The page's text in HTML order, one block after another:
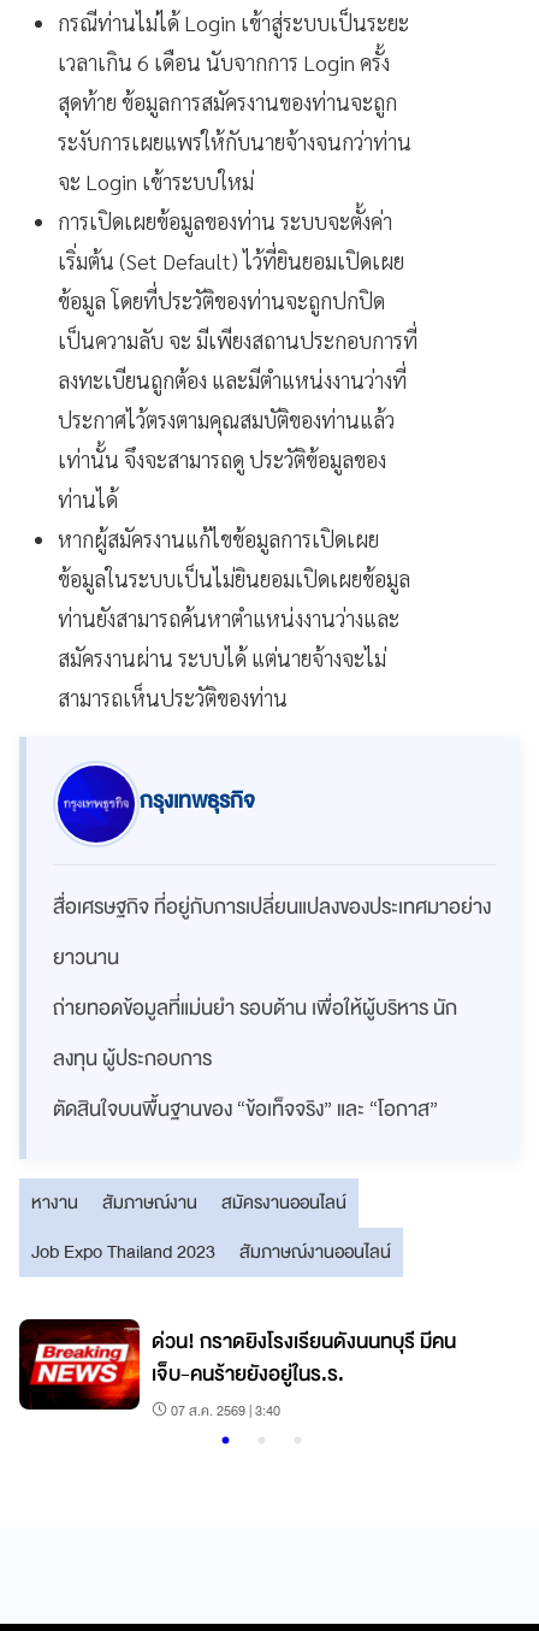
กรณีท่านไม่ได้ Login เข้าสู่ระบบเป็นระยะ
เวลาเกิน 6 เดือน นับจากการ Login ครั้ง
สุดท้าย ข้อมูลการสมัครงานของท่านจะถูก
ระงับการเผยแพร่ให้กับนายจ้างจนกว่าท่าน
จะ Login เข้าระบบใหม่
การเปิดเผยข้อมูลของท่าน ระบบจะตั้งค่า
เริ่มต้น (Set Default) ไว้ที่ยินยอมเปิดเผย
ข้อมูล โดยที่ประวัติของท่านจะถูกปกปิด
เป็นความลับ จะ มีเพียงสถานประกอบการที่
ลงทะเบียนถูกต้อง และมีตำแหน่งงานว่างที่
ประกาศไว้ตรงตามคุณสมบัติของท่านแล้ว
เท่านั้น จึงจะสามารถดู ประวัติข้อมูลของ
ท่านได้
หากผู้สมัครงานแก้ไขข้อมูลการเปิดเผย
ข้อมูลในระบบเป็นไม่ยินยอมเปิดเผยข้อมูล
ท่านยังสามารถค้นหาตำแหน่งงานว่างและ
สมัครงานผ่าน ระบบได้ แต่นายจ้างจะไม่
สามารถเห็นประวัติของท่าน
กรุงเทพธุรกิจ
สื่อเศรษฐกิจ ที่อยู่กับการเปลี่ยนแปลงของประเทศมาอย่าง
ยาวนาน
ถ่ายทอดข้อมูลที่แม่นยำ รอบด้าน เพื่อให้ผู้บริหาร นัก
ลงทุน ผู้ประกอบการ
ตัดสินใจบนพื้นฐานของ “ข้อเท็จจริง” และ “โอกาส”
หางาน สัมภาษณ์งาน
สมัครงานออนไลน์
Job Expo Thailand 2023
สัมภาษณ์งานออนไลน์
ด่วน! กราดยิงโรงเรียนดังนนทบุรี มีคน
เจ็บ-คนร้ายยังอยู่ในร.ร.
07 ส.ค. 2569 | 3:40